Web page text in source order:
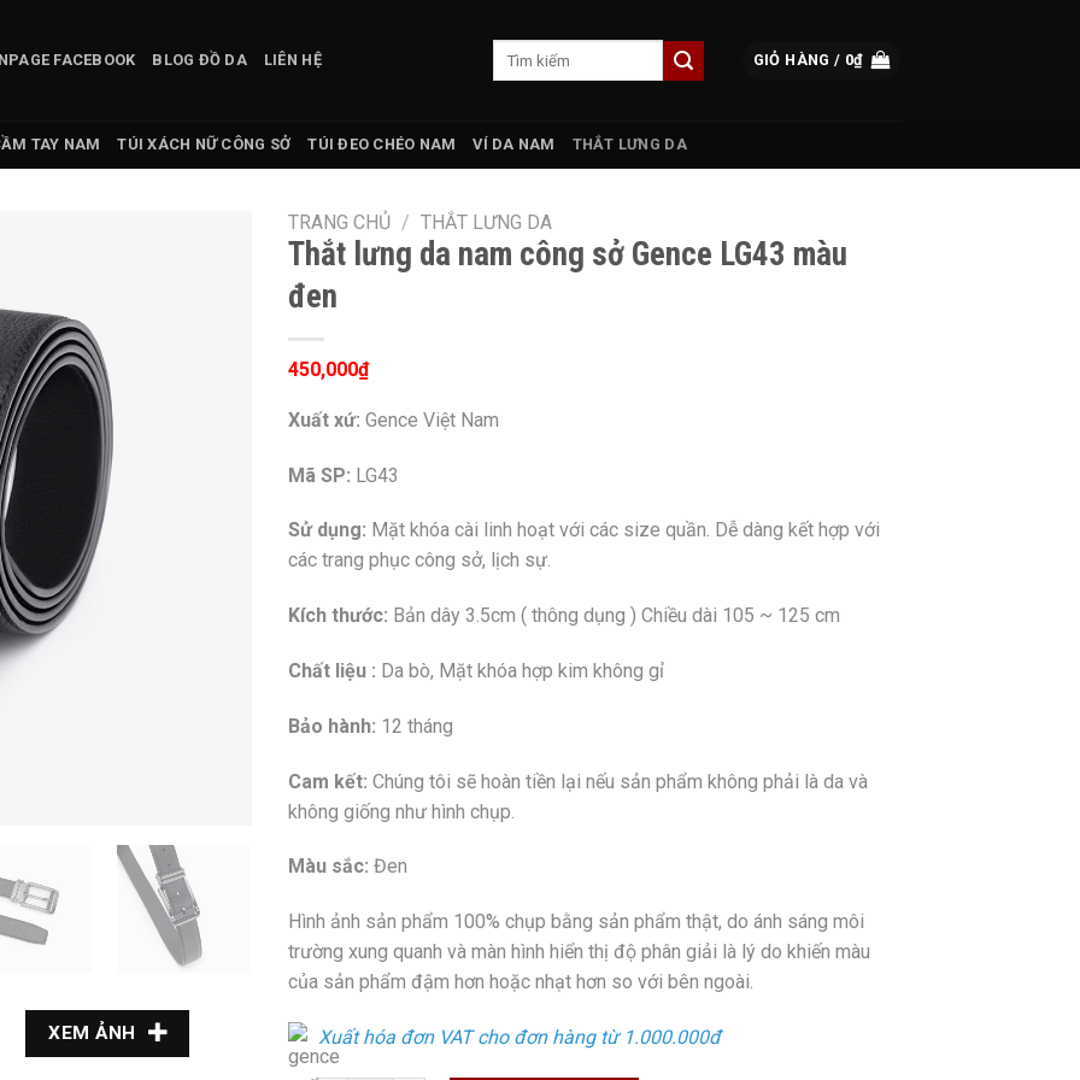
FACEBOOK BLOG ĐỒ DA LIÊN HỆ
Tìm
GIỎ HÀNG / 0₫
TAY NAM TÚI XÁCH NỮ CÔNG SỞ TÚI ĐEO CHÉO NAM VÍ DA NAM THẮT LƯNG DA
XEM ẢNH
TRANG CHỦ / THẮT LƯNG DA
Thắt lưng da nam công sở Gence LG43 màu
đen
450,000₫
Xuất xứ: Gence Việt Nam
Mã SP: LG43
Sử dụng: Mặt khóa cài linh hoạt với các size quần. Dễ dàng kết hợp với
các trang phục công sở, lịch sự.
Kích thước: Bản dây 3.5cm ( thông dụng ) Chiều dài 105 ~ 125 cm
Chất liệu : Da bò, Mặt khóa hợp kim không gỉ
Bảo hành: 12 tháng
Cam kết: Chúng tôi sẽ hoàn tiền lại nếu sản phẩm không phải là da và
không giống như hình chụp.
Màu sắc: Đen
Hình ảnh sản phẩm 100% chụp bằng sản phẩm thật, do ánh sáng môi
trường xung quanh và màn hình hiển thị độ phân giải là lý do khiến màu
của sản phẩm đậm hơn hoặc nhạt hơn so với bên ngoài.
Xuất hóa đơn VAT cho đơn hàng từ 1.000.000đ